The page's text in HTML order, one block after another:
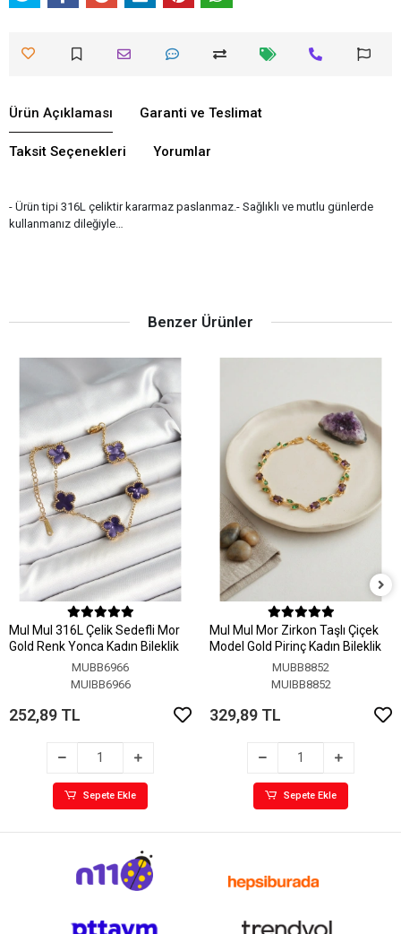
Ürün Açıklaması Garanti ve Teslimat
Taksit Seçenekleri Yorumlar
- Ürün tipi 316L çeliktir kararmaz paslanmaz.- Sağlıklı ve mutlu günlerde
kullanmanız dileğiyle…
Benzer Ürünler
MuI MuI 316L Çelik Sedefli Mor
Gold Renk Yonca Kadın Bileklik
MUBB6966
MUIBB6966
252,89 TL
Sepete Ekle
MuI MuI Mor Zirkon Taşlı Çiçek
Model Gold Pirinç Kadın Bileklik
MUBB8852
MUIBB8852
329,89 TL
Sepete Ekle